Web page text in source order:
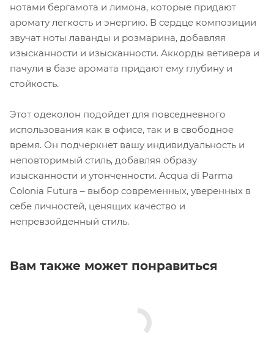
нотами бергамота и лимона, которые придают
аромату легкость и энергию. В сердце композиции
звучат ноты лаванды и розмарина, добавляя
изысканности и изысканности. Аккорды ветивера и
пачули в базе аромата придают ему глубину и
стойкость.
Этот одеколон подойдет для повседневного
использования как в офисе, так и в свободное
время. Он подчеркнет вашу индивидуальность и
неповторимый стиль, добавляя образу
изысканности и утонченности. Acqua di Parma
Colonia Futura – выбор современных, уверенных в
себе личностей, ценящих качество и
непревзойденный стиль.
Вам также может понравиться